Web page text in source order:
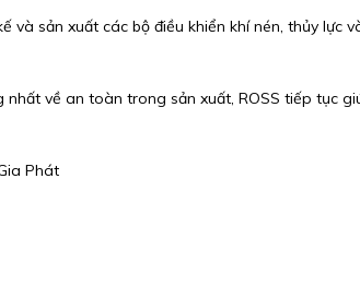
và sản xuất các bộ điều khiển khí nén, thủy
về an toàn trong sản xuất, ROSS tiếp tục
Phát